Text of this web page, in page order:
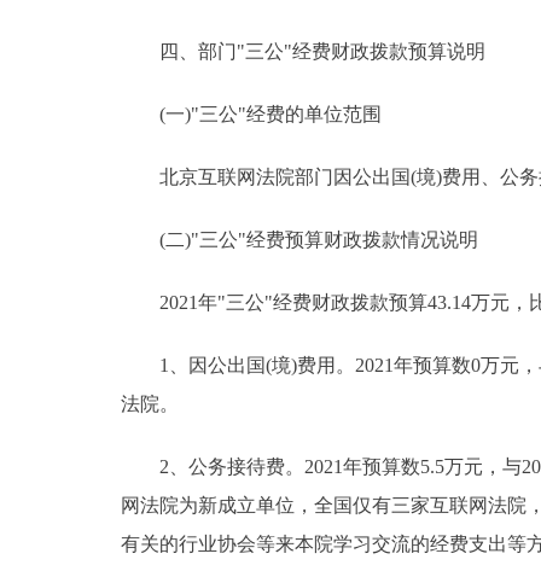
四、部门"三公"经费财政拨款预算说明
(一)"三公"经费的单位范围
北京互联网法院部门因公出国(境)费用、公务
(二)"三公"经费预算财政拨款情况说明
2021年"三公"经费财政拨款预算43.14万元，
1、因公出国(境)费用。2021年预算数0万元，
法院。
2、公务接待费。2021年预算数5.5万元，与
网法院为新成立单位，全国仅有三家互联网法院
有关的行业协会等来本院学习交流的经费支出等